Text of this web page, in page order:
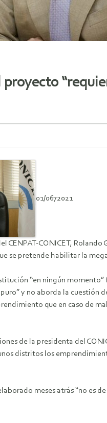
01/0672021
CENPAT-CONICET,
se pretende habilitar la
“en ningún
y no aborda la
que en caso de
de la presidenta del
distritos los
meses atrás “no es